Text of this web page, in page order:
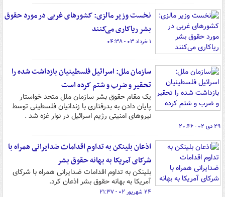
نخست وزیر مالزی: کشورهای غربی در مورد حقوق
بشر ریاکاری می‌کنند
۱ خرداد ۰۳ - ۰۴:۳۸
سازمان ملل: اسرائیل فلسطینیان بازداشت شده را
تحقیر و ضرب و شتم کرده است
یک مقام حقوق بشر سازمان ملل متحد خواستار
پایان دادن به بدرفتاری با زندانیان فلسطینی توسط
نیروهای امنیتی رژیم اسرائیل در نوار غزه شد .
۲۹ دی ۰۲ - ۲۰:۴۶
اذعان بلینکن به تداوم اقدامات ضدایرانی همراه با
شرکای آمریکا به بهانه حقوق بشر
بلینکن به تداوم اقدامات ضدایرانی همراه با شرکای
آمریکا به بهانه حقوق بشر اذعان کرد.
۲۴ شهریور ۰۲ - ۲۱:۳۷